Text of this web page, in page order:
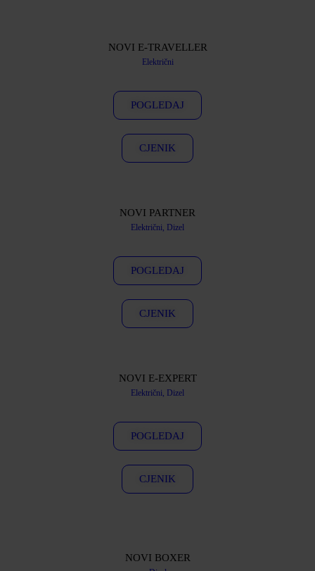
NOVI E-TRAVELLER
Električni
POGLEDAJ
CJENIK
NOVI PARTNER
Električni, Dizel
POGLEDAJ
CJENIK
NOVI E-EXPERT
Električni, Dizel
POGLEDAJ
CJENIK
NOVI BOXER